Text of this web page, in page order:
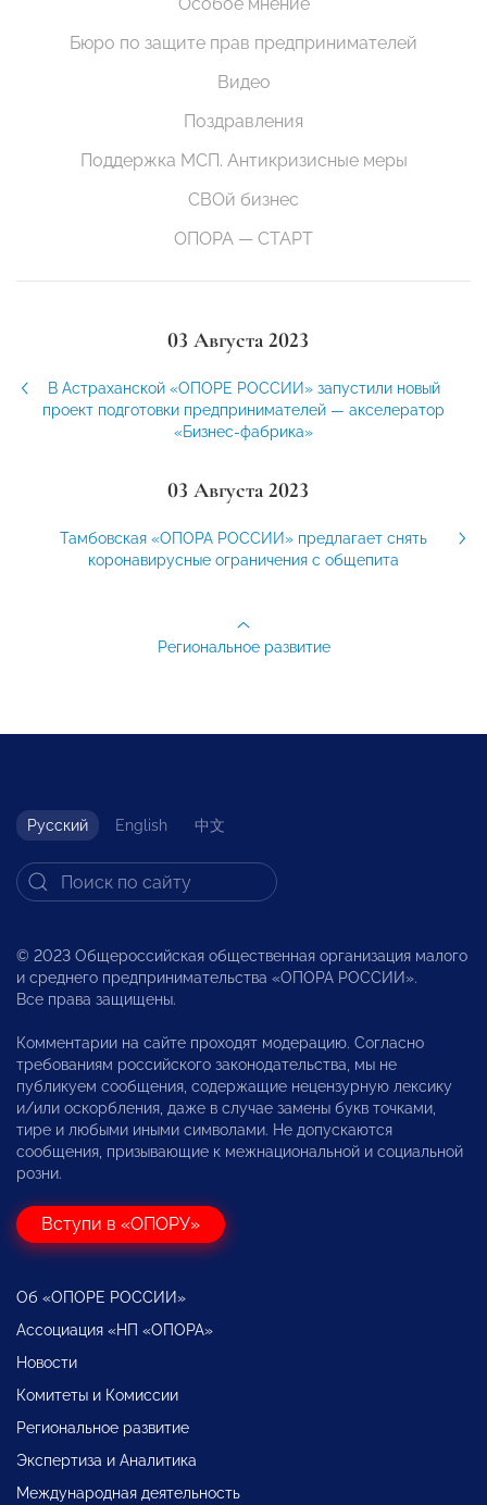
Бюро по защите прав предпринимателей
Видео
Поздравления
Поддержка МСП. Антикризисные меры
СВОй бизнес
ОПОРА — СТАРТ
03 Августа 2023
В Астраханской «ОПОРЕ РОССИИ» запустили новый
проект подготовки предпринимателей — акселератор
«Бизнес-фабрика»
03 Августа 2023
Тамбовская «ОПОРА РОССИИ» предлагает снять
коронавирусные ограничения с общепита
Региональное развитие
Русский English 中文
© 2023 Общероссийская общественная организация малого
и среднего предпринимательства «ОПОРА РОССИИ».
Все права защищены.
Комментарии на сайте проходят модерацию. Согласно
требованиям российского законодательства, мы не
публикуем сообщения, содержащие нецензурную лексику
и/или оскорбления, даже в случае замены букв точками,
тире и любыми иными символами. Не допускаются
сообщения, призывающие к межнациональной и социальной
розни.
Вступи в «ОПОРУ»
Об «ОПОРЕ РОССИИ»
Ассоциация «НП «ОПОРА»
Новости
Комитеты и Комиссии
Региональное развитие
Экспертиза и Аналитика
Международная деятельность